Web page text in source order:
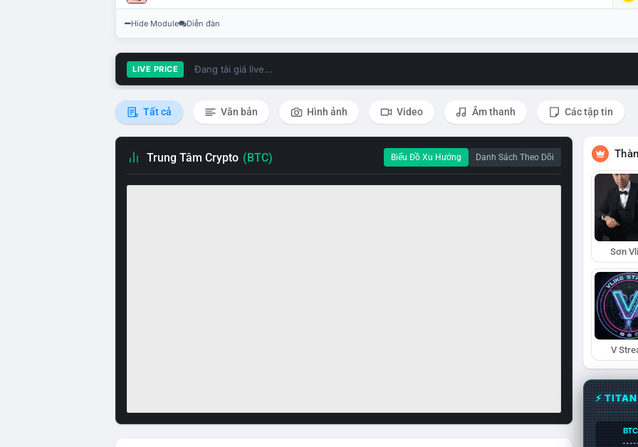
Hide Module Diễn đàn
LIVE PRICE Đang tải giá live...
Tất cả Văn bản Hình ảnh Video Âm thanh Các tập tin
Trung Tâm Crypto (BTC) Biểu Đồ Xu Hướng Danh Sách Theo Dõi
Sơn
V
⚡
BTC